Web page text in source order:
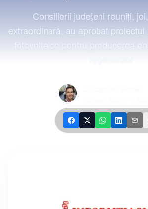
Consilierii judeţeni reuniţi,
extraordinară, au aprobat